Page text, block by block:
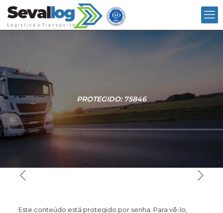
PROTEGIDO: 75846
Este conteúdo está protegido por senha. Para vê-lo,